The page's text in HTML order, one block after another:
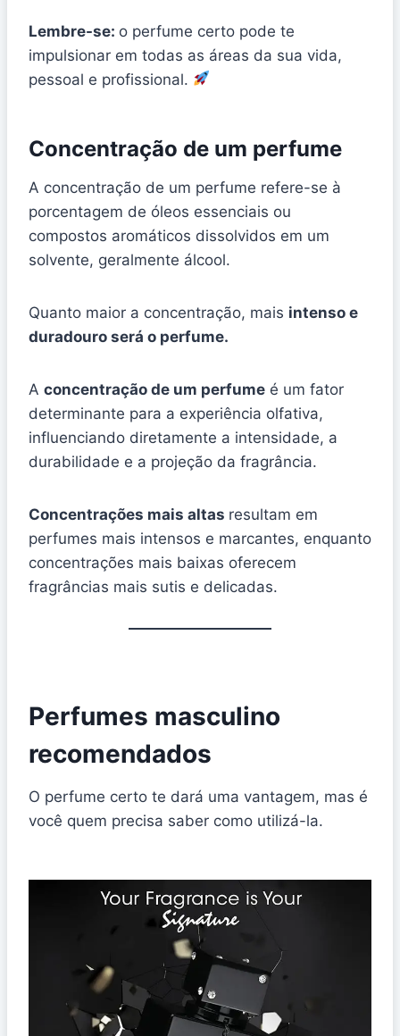
Lembre-se: o perfume certo pode te
impulsionar em todas as áreas da sua vida,
pessoal e profissional.
Concentração de um perfume
A concentração de um perfume refere-se à
porcentagem de óleos essenciais ou
compostos aromáticos dissolvidos em um
solvente, geralmente álcool.
Quanto maior a concentração, mais intenso e
duradouro será o perfume.
A concentração de um perfume é um fator
determinante para a experiência olfativa,
influenciando diretamente a intensidade, a
durabilidade e a projeção da fragrância.
Concentrações mais altas resultam em
perfumes mais intensos e marcantes, enquanto
concentrações mais baixas oferecem
fragrâncias mais sutis e delicadas.
Perfumes masculino
recomendados
O perfume certo te dará uma vantagem, mas é
você quem precisa saber como utilizá-la.